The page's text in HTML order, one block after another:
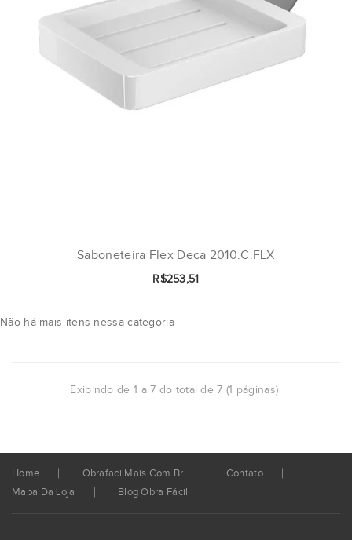
Saboneteira Flex Deca 2010.C.FLX
R$253,51
Não há mais itens nessa categoria
Exibindo de 1 a 7 do total de 7 (1 páginas)
Home ObrafacilMais.com.br
Contato
Mapa Da Loja
Blog Obra Fácil